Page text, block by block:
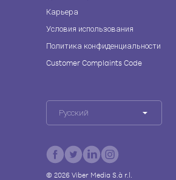
Карьера
Условия использования
Политика конфиденциальности
Customer Complaints Code
Русский
© 2026Viber Media S.à r.l.